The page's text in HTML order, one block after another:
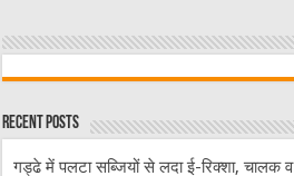
Recent Posts
गड्ढे में पलटा सब्जियों से लदा ई-रिक्शा, चालक